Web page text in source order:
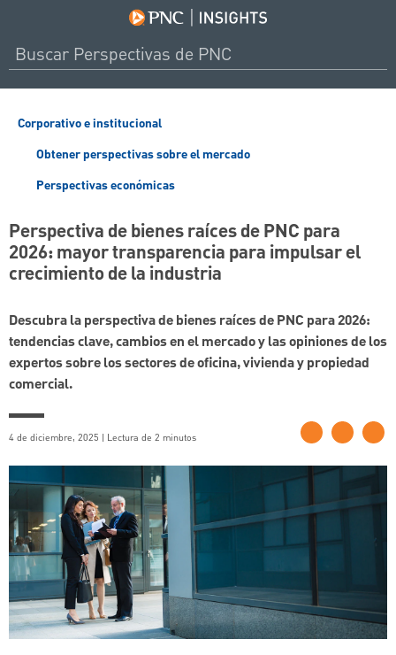
Corporativo e institucional
Obtener perspectivas sobre el mercado
Perspectivas económicas
Perspectiva de bienes raíces de PNC para
2026: mayor transparencia para impulsar el
crecimiento de la industria
Descubra la perspectiva de bienes raíces de PNC para 2026:
tendencias clave, cambios en el mercado y las opiniones de los
expertos sobre los sectores de oficina, vivienda y propiedad
comercial.
4 de diciembre, 2025 | Lectura de 2 minutos